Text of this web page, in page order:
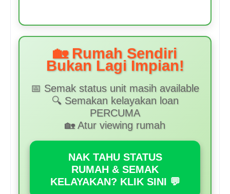
🏡 Rumah Sendiri
Bukan Lagi Impian!
📅 Semak status unit masih available
🔍 Semakan kelayakan loan
PERCUMA
🏡 Atur viewing rumah
NAK TAHU STATUS
RUMAH & SEMAK
KELAYAKAN? KLIK SINI 💬